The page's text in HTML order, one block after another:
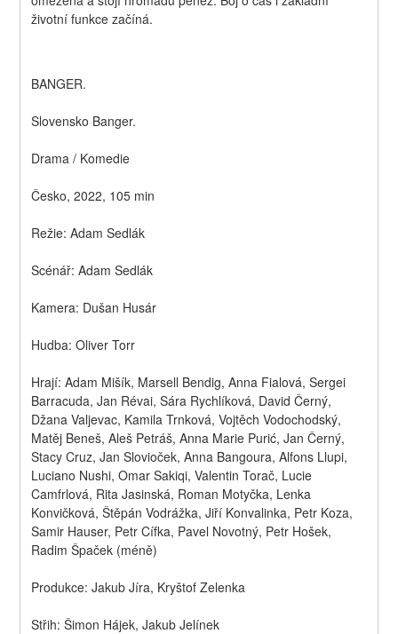
životní funkce začíná.
BANGER.
Slovensko Banger.
Drama / Komedie
Česko, 2022, 105 min
Režie: Adam Sedlák
Scénář: Adam Sedlák
Kamera: Dušan Husár
Hudba: Oliver Torr
Hrají: Adam Mišík, Marsell Bendig, Anna Fialová, Sergei
Barracuda, Jan Révai, Sára Rychlíková, David Černý,
Džana Valjevac, Kamila Trnková, Vojtěch Vodochodský,
Matěj Beneš, Aleš Petráš, Anna Marie Purić, Jan Černý,
Stacy Cruz, Jan Slovioček, Anna Bangoura, Alfons Llupi,
Luciano Nushi, Omar Sakiqi, Valentin Torač, Lucie
Camfrlová, Rita Jasinská, Roman Motyčka, Lenka
Konvičková, Štěpán Vodrážka, Jiří Konvalinka, Petr Koza,
Samir Hauser, Petr Cífka, Pavel Novotný, Petr Hošek,
Radim Špaček (méně)
Produkce: Jakub Jíra, Kryštof Zelenka
Střih: Šimon Hájek, Jakub Jelínek